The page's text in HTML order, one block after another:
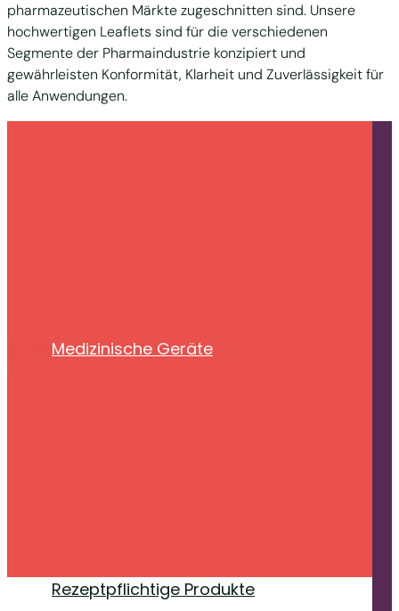
pharmazeutischen Märkte zugeschnitten sind. Unsere
hochwertigen Leaflets sind für die verschiedenen
Segmente der Pharmaindustrie konzipiert und
gewährleisten Konformität, Klarheit und Zuverlässigkeit für
alle Anwendungen.
Medizinische Geräte
Rezeptpflichtige Produkte